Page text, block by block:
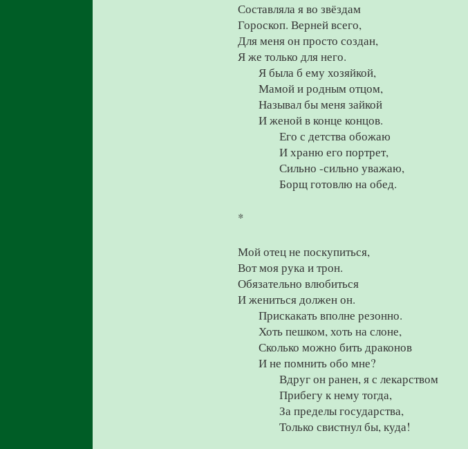
Составляла я во звёздам
Гороскоп. Верней всего,
Для меня он просто создан,
Я же только для него.
Я была б ему хозяйкой,
Мамой и родным отцом,
Называл бы меня зайкой
И женой в конце концов.
Его с детства обожаю
И храню его портрет,
Сильно -сильно уважаю,
Борщ готовлю на обед.
*
Мой отец не поскупиться,
Вот моя рука и трон.
Обязательно влюбиться
И жениться должен он.
Прискакать вполне резонно.
Хоть пешком, хоть на слоне,
Сколько можно бить драконов
И не помнить обо мне?
Вдруг он ранен, я с лекарством
Прибегу к нему тогда,
За пределы государства,
Только свистнул бы, куда!